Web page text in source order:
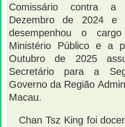
Comissário contra a
Dezembro de 2024 e
desempenhou o
Ministério Público e a
Outubro de 2025
Secretário para a
Governo da Região
Macau.
Chan Tsz King foi